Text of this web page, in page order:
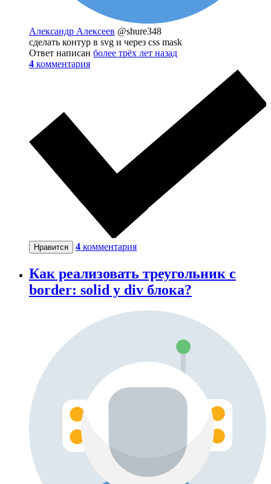
Александр Алексеев @shure348
сделать контур в svg и через css mask
Ответ написан более трёх лет назад
4 комментария
Нравится 4 комментария
Как реализовать треугольник с
border: solid у div блока?